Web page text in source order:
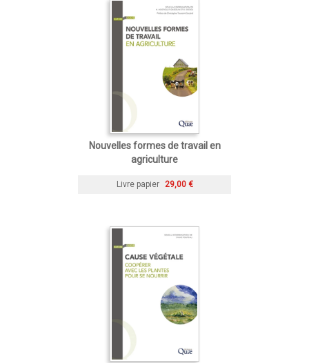
Nouvelles formes de travail en
agriculture
Livre papier 29,00 €